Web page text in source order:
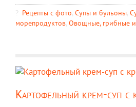
Рецепты c фото, Супы и бульоны,
морепродуктов, Овощные, грибные
Картофельный крем-суп с